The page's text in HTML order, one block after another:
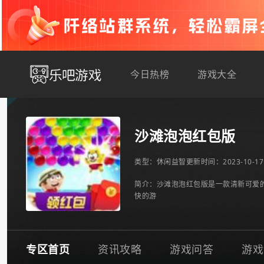
今日热榜 游戏大全
沙滩泡泡红包版
类型： 休闲益智更新时间：2023-10-
简介：沙滩泡泡红包版是一款清新可
快的游
专区首页 资讯攻略 游戏问答 游